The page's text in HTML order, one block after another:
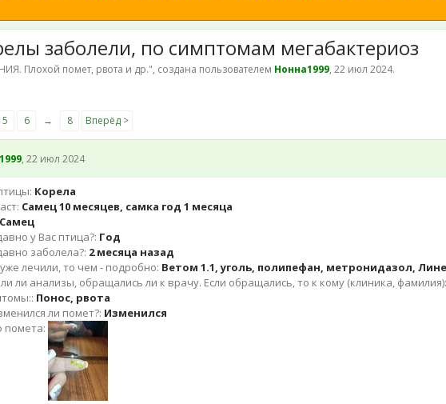
заболели, по симптомам мегабактериоз
Плохой помет, рвота и др.", создана пользователем Нонна1999,22 июл 2024.
5 6 → 8 Вперёд >
, 22 июл 2024
Корела
Самец 10 месяцев, самка год 1 месяца
Самец
у Вас птица?: Год
заболела?: 2 месяца назад
уже лечили, то чем - подробно: Ветом 1.1, уголь, полипефан, метронидазол,
ли анализы, обращались ли к врачу. Если обращались, то к кому (клиника,
Понос, рвота
ли помет?: Изменился
помета: